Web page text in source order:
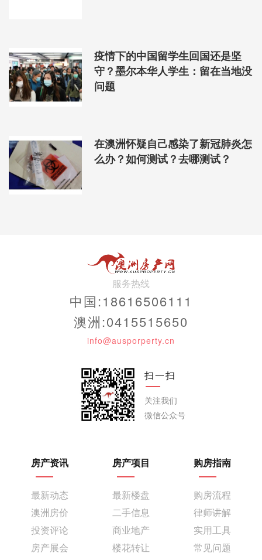
疫情下的中国留学生回国还是坚
守？墨尔本华人学生：留在当地没
问题
在澳洲怀疑自己感染了新冠肺炎怎
么办？如何测试？去哪测试？
服务热线
中国:18616506111
澳洲:0415515650
info@ausporperty.cn
扫一扫
关注我们
微信公众号
房产资讯
最新动态
澳洲房价
投资评论
房产展会
房产项目
最新楼盘
二手信息
商业地产
楼花转让
购房指南
购房流程
律师讲解
实用工具
常见问题